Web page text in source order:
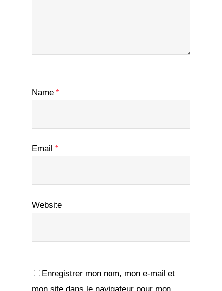
Name *
Email *
Website
Enregistrer mon nom, mon e-mail et
mon site dans le navigateur pour mon